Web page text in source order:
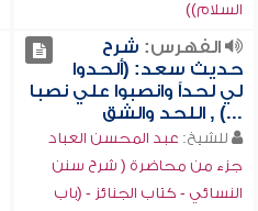
السلام))
الفهرس: شرح
حديث سعد: (ألحدوا
لي لحداً وانصبوا علي نصبا
...) , اللحد والشق
للشيخ: عبد المحسن العباد
جزء من محاضرة ( شرح سنن
النسائي - كتاب الجنائز - (باب